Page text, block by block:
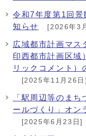
令和7年度第1回景
知らせ
[2026年3
広域都市計画マス
印西都市計画区域
リックコメント）
[2025年11月26日]
「駅周辺等のま
ールづくり」オン
[2025年6月23日]